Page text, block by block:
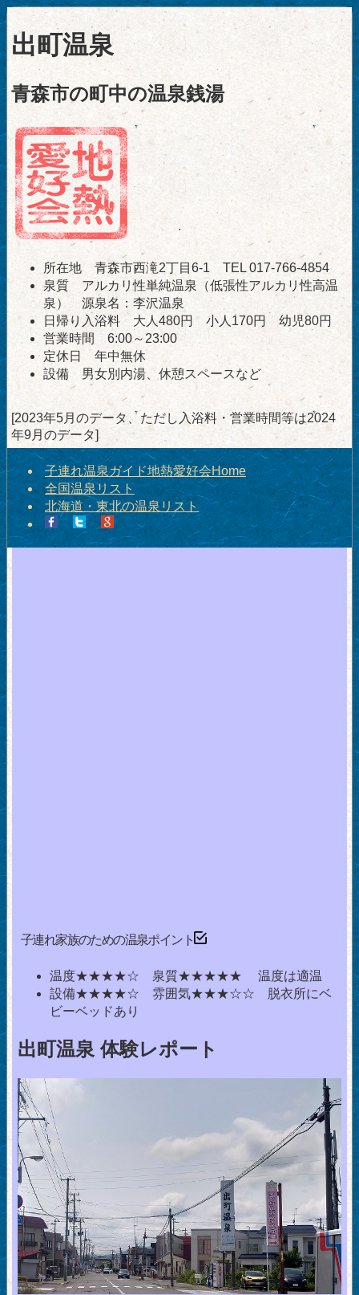
出町温泉
青森市の町中の温泉銭湯
所在地 青森市西滝2丁目6-1 TEL 017-766-4854
泉質 アルカリ性単純温泉（低張性アルカリ性高温
泉） 源泉名：李沢温泉
日帰り入浴料 大人480円 小人170円 幼児80円
営業時間 6:00～23:00
定休日 年中無休
設備 男女別内湯、休憩スペースなど
[2023年5月のデータ、ただし入浴料・営業時間等は2024
年9月のデータ]
子連れ温泉ガイド地熱愛好会Home
全国温泉リスト
北海道・東北の温泉リスト
子連れ家族のための温泉ポイント
温度★★★★☆ 泉質★★★★★ 温度は適温
設備★★★★☆ 雰囲気★★★☆☆ 脱衣所にベ
ビーベッドあり
出町温泉 体験レポート